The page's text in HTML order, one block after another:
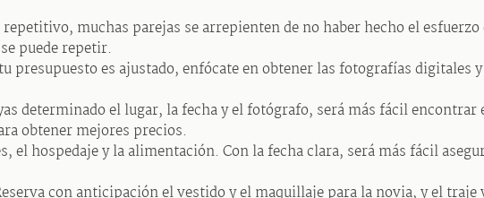
muchas parejas se arrepienten de no haber hecho el esfuerzo
puede repetir.
presupuesto es ajustado, enfócate en obtener las fotografías digitales
determinado el lugar, la fecha y el fotógrafo, será más fácil encontrar
obtener mejores precios.
el hospedaje y la alimentación. Con la fecha clara, será más fácil
con anticipación el vestido y el maquillaje para la novia, y el traje